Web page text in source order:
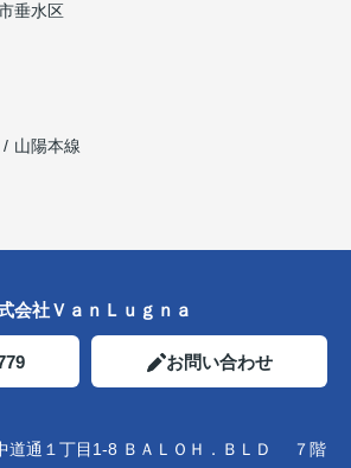
垂水区
山陽本線
会社ＶａｎＬｕｇｎａ
お問い合わせ
道通１丁目1-8 ＢＡＬＯＨ．ＢＬＤ ７階